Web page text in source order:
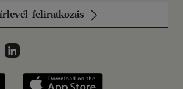
feliratkozás
on
az Instagramon
Libri a LinkedInen
Libri applikáció Szerezd meg: Google